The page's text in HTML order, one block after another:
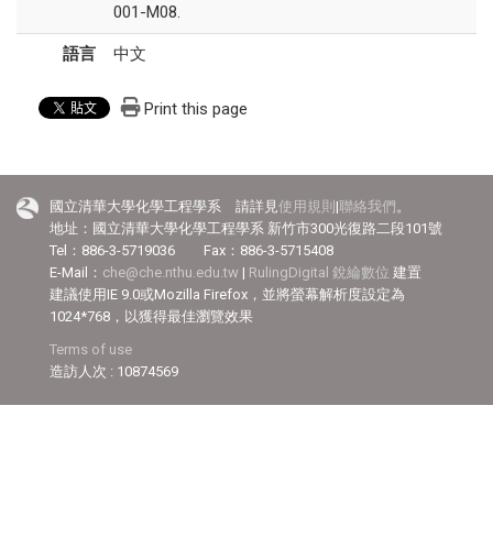
001-M08.
語言 中文
Print this page
國立清華大學化學工程學系 請詳見使用規則 |聯絡我們 。
地址：國立清華大學化學工程學系 新竹市300光復路二段101號
Tel：886-3-5719036 Fax：886-3-5715408
E-Mail： che@che.nthu.edu.tw | RulingDigital 銳綸數位 建置
建議使用IE 9.0或Mozilla Firefox，並將螢幕解析度設定為
1024*768，以獲得最佳瀏覽效果
Terms of use
造訪人次 : 10874569